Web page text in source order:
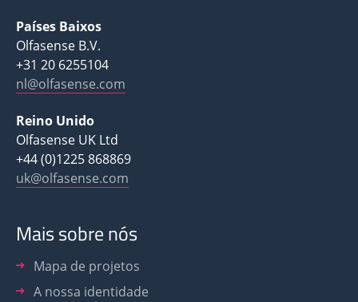
Países Baixos
Olfasense B.V.
+31 20 6255104
nl@olfasense.com
Reino Unido
Olfasense UK Ltd
+44 (0)1225 868869
uk@olfasense.com
Mais sobre nós
Mapa de projetos
A nossa identidade